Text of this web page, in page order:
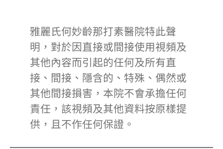
雅麗氏何妙齡那打素醫院特此聲
明，對於因直接或間接使用視頻及
其他內容而引起的任何及所有直
接、間接、隱含的、特殊、偶然或
其他間接損害，本院不會承擔任何
責任，該視頻及其他資料按原樣提
供，且不作任何保證。